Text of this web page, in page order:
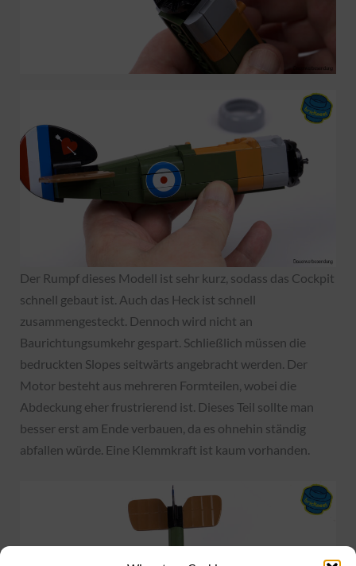
Der Rumpf dieses Modell ist sehr kurz, sodass das Cockpit
schnell gebaut ist. Auch das Heck ist schnell
zusammengesteckt. Dennoch wird nicht an
Baurichtungsumkehr gespart. Schließlich müssen die
bedruckten Slopes seitwärts angebracht werden. Der
Motor besteht aus mehreren Formteilen, wobei die
Abdeckung eher frustrierend ist. Dieses Teil sollte man
besser erst am Ende verbauen, da es ohnehin ständig
abfallen würde. Eine Klemmkraft ist kaum vorhanden.